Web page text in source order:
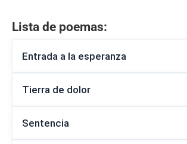
Lista de poemas:
Entrada a la esperanza
Tierra de dolor
Sentencia